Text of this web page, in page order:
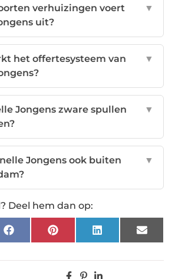
verhuizingen voert
uit?
▼
het offertesysteem van
▼
Jongens zware spullen
▼
Jongens ook buiten
▼
Deel hem dan op:
FacebookPinterestLinkedInEmail